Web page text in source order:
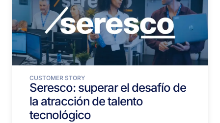
CUSTOMER STORY
Seresco: superar el desafío de
la atracción de talento
tecnológico